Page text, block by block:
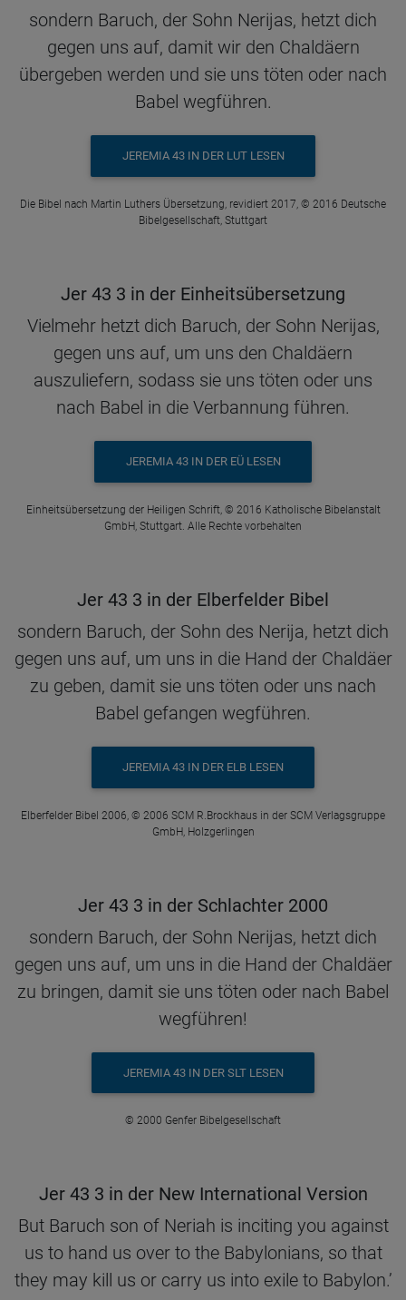
sondern Baruch, der Sohn Nerijas, hetzt dich
gegen uns auf, damit wir den Chaldäern
übergeben werden und sie uns töten oder nach
Babel wegführen.
JEREMIA 43 IN DER LUT LESEN
Die Bibel nach Martin Luthers Übersetzung, revidiert 2017, © 2016 Deutsche
Bibelgesellschaft, Stuttgart
Jer 43 3 in der Einheitsübersetzung
Vielmehr hetzt dich Baruch, der Sohn Nerijas,
gegen uns auf, um uns den Chaldäern
auszuliefern, sodass sie uns töten oder uns
nach Babel in die Verbannung führen.
JEREMIA 43 IN DER EÜ LESEN
Einheitsübersetzung der Heiligen Schrift, © 2016 Katholische Bibelanstalt
GmbH, Stuttgart. Alle Rechte vorbehalten
Jer 43 3 in der Elberfelder Bibel
sondern Baruch, der Sohn des Nerija, hetzt dich
gegen uns auf, um uns in die Hand der Chaldäer
zu geben, damit sie uns töten oder uns nach
Babel gefangen wegführen.
JEREMIA 43 IN DER ELB LESEN
Elberfelder Bibel 2006, © 2006 SCM R.Brockhaus in der SCM Verlagsgruppe
GmbH, Holzgerlingen
Jer 43 3 in der Schlachter 2000
sondern Baruch, der Sohn Nerijas, hetzt dich
gegen uns auf, um uns in die Hand der Chaldäer
zu bringen, damit sie uns töten oder nach Babel
wegführen!
JEREMIA 43 IN DER SLT LESEN
© 2000 Genfer Bibelgesellschaft
Jer 43 3 in der New International Version
But Baruch son of Neriah is inciting you against
us to hand us over to the Babylonians, so that
they may kill us or carry us into exile to Babylon.’